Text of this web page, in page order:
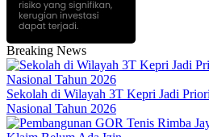
Breaking News
Sekolah di Wilayah 3T Kepri Jadi
Nasional Tahun 2026